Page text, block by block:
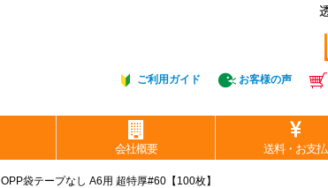
ご利用ガイド お客様の声
会社概要 送料・お支払
OPP袋テープなし A6用 超特厚#60【100枚】